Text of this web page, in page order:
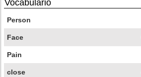
Vocabulario
Person
Face
Pain
close